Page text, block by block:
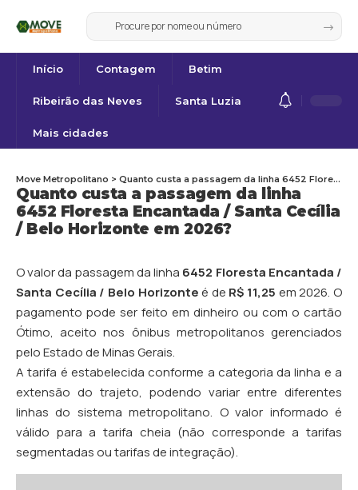
Início Contagem Betim
Ribeirão das Neves Santa Luzia
Mais cidades
Quanto custa a passagem da linha
6452 Floresta Encantada / Santa Cecília
/ Belo Horizonte em 2026?
Move Metropolitano > Quanto custa a passagem da linha 6452 Floresta Encantada / Santa Cecília / Belo Horizonte em 2026?
O valor da passagem da linha 6452 Floresta Encantada /
Santa Cecília / Belo Horizonteé de R$ 11,25 em 2026. O
pagamento pode ser feito em dinheiro ou com o cartão
Ótimo, aceito nos ônibus metropolitanos gerenciados
pelo Estado de Minas Gerais.
A tarifa é estabelecida conforme a categoria da linha e a
extensão do trajeto, podendo variar entre diferentes
linhas do sistema metropolitano. O valor informado é
válido para a tarifa cheia (não corresponde a tarifas
segmentadas ou tarifas de integração).